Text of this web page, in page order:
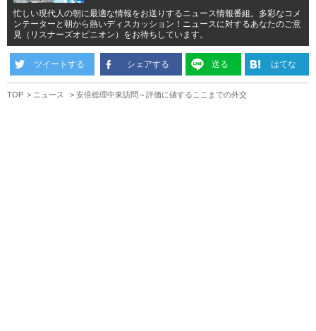
忙しい現代人の朝に最適な情報をお送りするニュース情報番組。多彩なコメ
ンテーターと朝から熱いディスカッション！ニュースに対するあなたのご意
見（リスナーズオピニオン）をお待ちしています。
ツイートする シェアする 送る はてな
TOP ニュース 安倍総理中東訪問～評価に値するここまでの外交